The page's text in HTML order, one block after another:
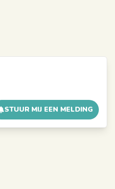
STUUR MIJ EEN MELDING